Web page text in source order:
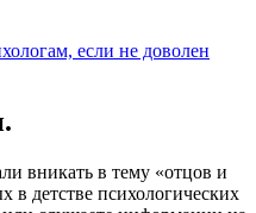
если не доволен
вникать в тему «отцов и
в детстве психологических